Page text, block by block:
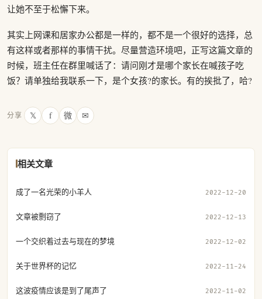
让她不至于松懈下来。
其实上网课和居家办公都是一样的，都不是一个很好的选择，总
有这样或者那样的事情干扰。尽量营造环境吧，正写这篇文章的
时候，班主任在群里喊话了：请问刚才是哪个家长在喊孩子吃
饭？请单独给我联系一下，是个女孩?的家长。有的挨批了，哈?
分享 𝕏 f 微 ✉
相关文章
成了一名光荣的小羊人 2022-12-20
文章被剽窃了 2022-12-13
一个交织着过去与现在的梦境 2022-12-02
关于世界杯的记忆 2022-11-24
这波疫情应该是到了尾声了 2022-11-02